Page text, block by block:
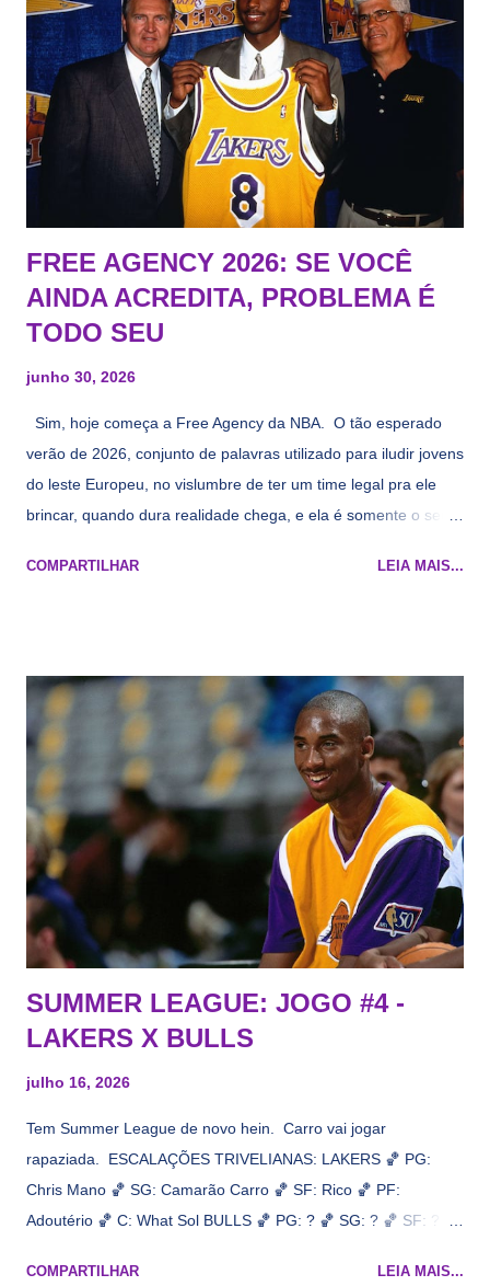
FREE AGENCY 2026: SE VOCÊ
AINDA ACREDITA, PROBLEMA É
TODO SEU
junho 30, 2026
Sim, hoje começa a Free Agency da NBA. O tão esperado
verão de 2026, conjunto de palavras utilizado para iludir jovens
do leste Europeu, no vislumbre de ter um time legal pra ele
brincar, quando dura realidade chega, e ela é somente o seu
cara de decrépito, mas que aparentemente ainda é jovem.
vezes a gente esquece mesmo. Então, como diria o Marcelo
Tas no Telecurso 2000 , É HORA DA REVISÃO! Ah, e quase
todos esses nomes foram linkados ao Lakers. Se de fato há o
interesse, não importa, o nosso compromisso é sempre com a
informação, a veracidade vem depois. E do Lakers hein? Até
agora nada de Ruim Hachaomuro (dizem que Nets tem
interesse) e LeBrão James - esse sendo assediado pelo
Draymond Green enquanto chora pro Cavs contrat...
COMPARTILHAR LEIA MAIS...
SUMMER LEAGUE: JOGO #4 -
LAKERS X BULLS
julho 16, 2026
Tem Summer League de novo hein. Carro vai jogar
rapaziada. ESCALAÇÕES TRIVELIANAS: LAKERS 🏀 PG:
Chris Mano 🏀 SG: Camarão Carro 🏀 SF: Rico 🏀 PF:
Adoutério 🏀 C: What Sol BULLS 🏀 PG: ? 🏀 SG: ? 🏀 SF: ? 🏀
19h00 Local: Las Vegas Transmissão: NBA League Pass,
COMPARTILHAR LEIA MAIS...